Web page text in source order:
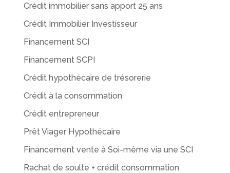
Crédit immobilier sans apport 25 ans
Crédit Immobilier Investisseur
Financement SCI
Financement SCPI
Crédit hypothécaire de trésorerie
Crédit à la consommation
Crédit entrepreneur
Prêt Viager Hypothécaire
Financement vente à Soi-même via une SCI
Rachat de soulte + crédit consommation